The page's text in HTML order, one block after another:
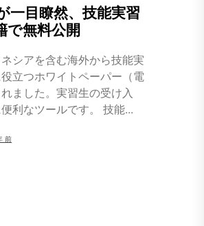
一目瞭然、技能実習
で無料公開
シアを含む海外から技能実
立つホワイトペーパー（電
ました。実習生の受け入
利なツールです。 技能...
前